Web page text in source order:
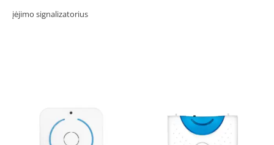
įėjimo signalizatorius